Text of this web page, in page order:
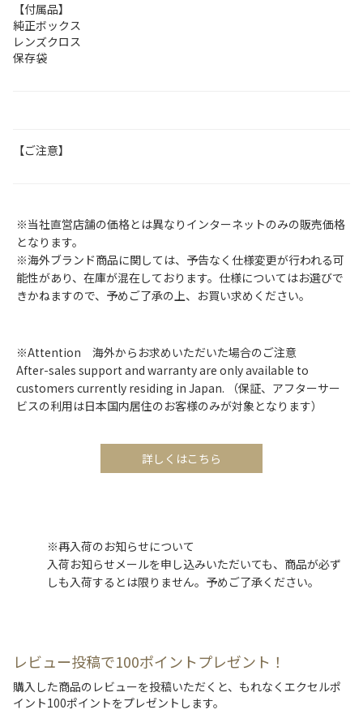
【付属品】
純正ボックス
レンズクロス
保存袋
【ご注意】
※当社直営店舗の価格とは異なりインターネットのみの販売価格
となります。
※海外ブランド商品に関しては、予告なく仕様変更が行われる可
能性があり、在庫が混在しております。仕様についてはお選びで
きかねますので、予めご了承の上、お買い求めください。
※Attention 海外からお求めいただいた場合のご注意
After-sales support and warranty are only available to
customers currently residing in Japan. （保証、アフターサー
ビスの利用は日本国内居住のお客様のみが対象となります）
詳しくはこちら
※再入荷のお知らせについて
入荷お知らせメールを申し込みいただいても、商品が必ず
しも入荷するとは限りません。予めご了承ください。
レビュー投稿で100ポイントプレゼント！
購入した商品のレビューを投稿いただくと、もれなくエクセルポ
イント100ポイントをプレゼントします。